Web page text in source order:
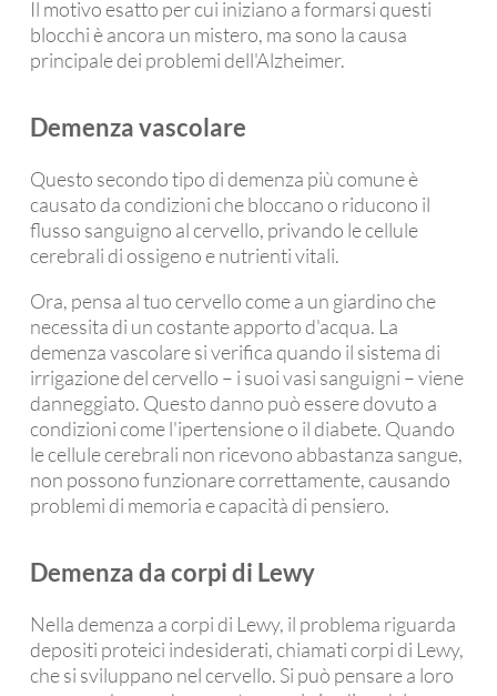
Il motivo esatto per cui iniziano a formarsi questi
blocchi è ancora un mistero, ma sono la causa
principale dei problemi dell'Alzheimer.
Demenza vascolare
Questo secondo tipo di demenza più comune è
causato da condizioni che bloccano o riducono il
flusso sanguigno al cervello, privando le cellule
cerebrali di ossigeno e nutrienti vitali.
Ora, pensa al tuo cervello come a un giardino che
necessita di un costante apporto d'acqua. La
demenza vascolare si verifica quando il sistema di
irrigazione del cervello – i suoi vasi sanguigni – viene
danneggiato. Questo danno può essere dovuto a
condizioni come l'ipertensione o il diabete. Quando
le cellule cerebrali non ricevono abbastanza sangue,
non possono funzionare correttamente, causando
problemi di memoria e capacità di pensiero.
Demenza da corpi di Lewy
Nella demenza a corpi di Lewy, il problema riguarda
depositi proteici indesiderati, chiamati corpi di Lewy,
che si sviluppano nel cervello. Si può pensare a loro